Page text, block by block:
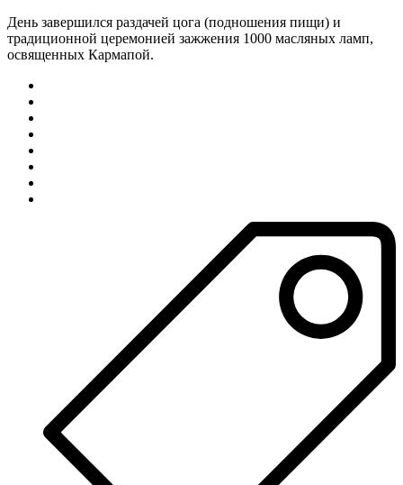
День завершился раздачей цога (подношения пищи) и
традиционной церемонией зажжения 1000 масляных ламп,
освященных Кармапой.